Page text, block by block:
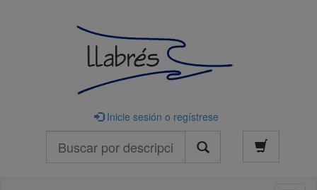
Inicie sesión o regístrese